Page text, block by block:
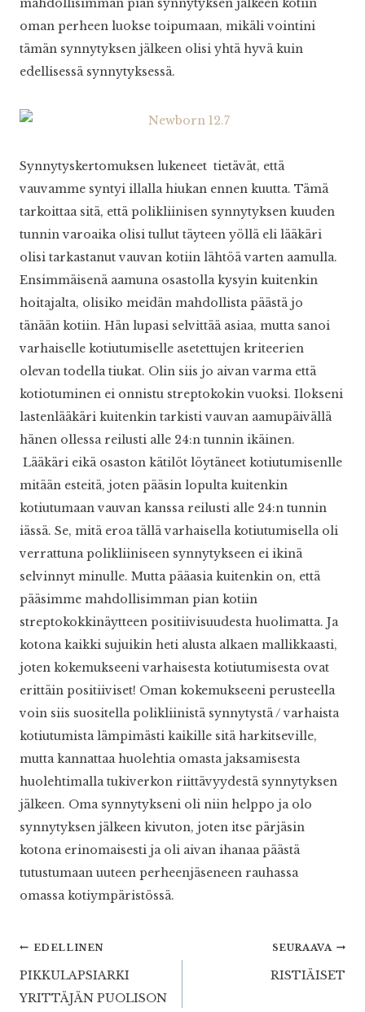
mahdollisimman pian synnytyksen jälkeen kotiin
oman perheen luokse toipumaan, mikäli vointini
tämän synnytyksen jälkeen olisi yhtä hyvä kuin
edellisessä synnytyksessä.
Synnytyskertomuksen lukeneet tietävät, että
vauvamme syntyi illalla hiukan ennen kuutta. Tämä
tarkoittaa sitä, että polikliinisen synnytyksen kuuden
tunnin varoaika olisi tullut täyteen yöllä eli lääkäri
olisi tarkastanut vauvan kotiin lähtöä varten aamulla.
Ensimmäisenä aamuna osastolla kysyin kuitenkin
hoitajalta, olisiko meidän mahdollista päästä jo
tänään kotiin. Hän lupasi selvittää asiaa, mutta sanoi
varhaiselle kotiutumiselle asetettujen kriteerien
olevan todella tiukat. Olin siis jo aivan varma että
kotiotuminen ei onnistu streptokokin vuoksi. Ilokseni
lastenlääkäri kuitenkin tarkisti vauvan aamupäivällä
hänen ollessa reilusti alle 24:n tunnin ikäinen.
Lääkäri eikä osaston kätilöt löytäneet kotiutumisenlle
mitään esteitä, joten pääsin lopulta kuitenkin
kotiutumaan vauvan kanssa reilusti alle 24:n tunnin
iässä. Se, mitä eroa tällä varhaisella kotiutumisella oli
verrattuna polikliiniseen synnytykseen ei ikinä
selvinnyt minulle. Mutta pääasia kuitenkin on, että
pääsimme mahdollisimman pian kotiin
streptokokkinäytteen positiivisuudesta huolimatta. Ja
kotona kaikki sujuikin heti alusta alkaen mallikkaasti,
joten kokemukseeni varhaisesta kotiutumisesta ovat
erittäin positiiviset! Oman kokemukseeni perusteella
voin siis suositella polikliinistä synnytystä / varhaista
kotiutumista lämpimästi kaikille sitä harkitseville,
mutta kannattaa huolehtia omasta jaksamisesta
huolehtimalla tukiverkon riittävyydestä synnytyksen
jälkeen. Oma synnytykseni oli niin helppo ja olo
synnytyksen jälkeen kivuton, joten itse pärjäsin
kotona erinomaisesti ja oli aivan ihanaa päästä
tutustumaan uuteen perheenjäseneen rauhassa
omassa kotiympäristössä.
Artikkelien
selaus
EDELLINEN
PIKKULAPSIARKI
YRITTÄJÄN PUOLISON
SEURAAVA
RISTIÄISET